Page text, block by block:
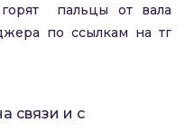
пальцы от вала
по ссылкам на тг
связи и с